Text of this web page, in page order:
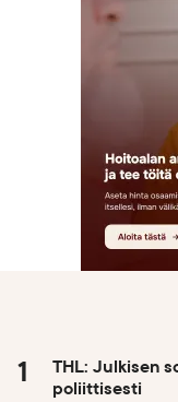
THL: Julkisen
poliittisesti